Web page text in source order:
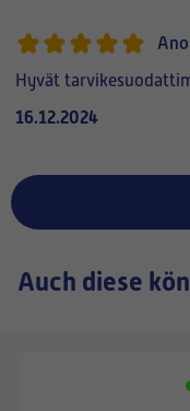
Hyvät
16.12.2024
Auch diese